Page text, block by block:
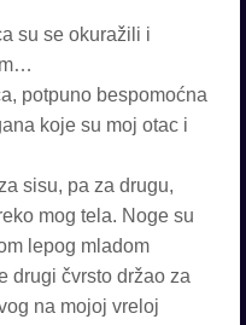
su se okuražili i
potpuno bespomoćna
koje su moj otac i
sisu, pa za drugu,
mog tela. Noge su
lepog mladom
drugi čvrsto držao za
na mojoj vreloj